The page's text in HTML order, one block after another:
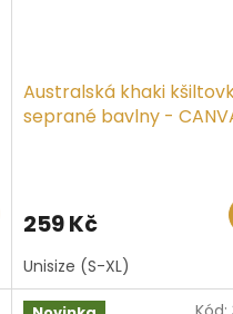
Australská khaki
seprané bavlny -
259 Kč
Unisize (S-XL)